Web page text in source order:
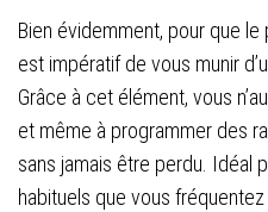
Bien évidemment, pour que le
est impératif de vous munir
Grâce à cet élément, vous
et même à programmer des
sans jamais être perdu. Idéal
habituels que vous